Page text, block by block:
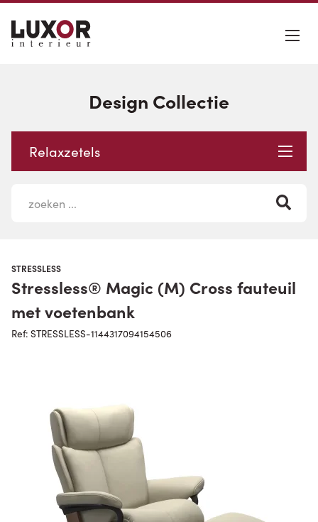
Design Collectie
Relaxzetels
STRESSLESS
Stressless® Magic (M) Cross fauteuil
met voetenbank
Ref: STRESSLESS-1144317094154506